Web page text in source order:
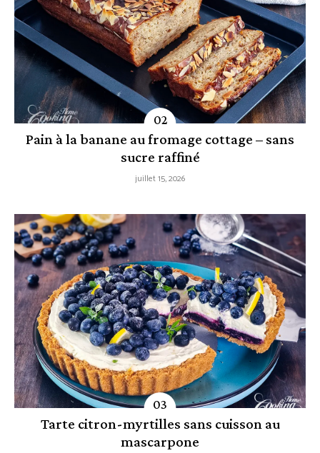
Pain à la banane au fromage cottage – sans
sucre raffiné
juillet 15, 2026
Tarte citron-myrtilles sans cuisson au
mascarpone